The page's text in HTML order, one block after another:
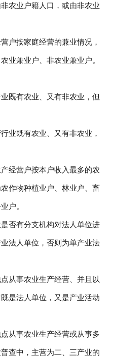
业户籍人口，或由非农业
按家庭经营的兼业情况，
业兼业户、非农业兼业户。
有农业、又有非农业，但
既有农业、又有非农业，
营户按本户收入最多的农
作物种植业户、林业户、畜
户。
有分支机构对法人单位进
法人单位，否则为单产业法
事农业生产经营、并且以
是法人单位，又是产业活动
事农业生产经营或从事多
查中，主营为二、三产业的